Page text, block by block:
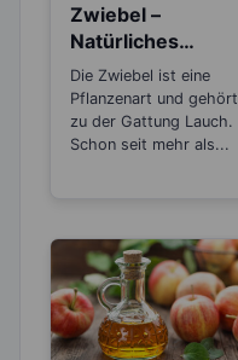
Zwiebel –
Natürliches
Antibiotikum und
„Wunder“-
Heilmittel
Die Zwiebel ist eine
Pflanzenart und gehört
zu der Gattung Lauch.
Schon seit mehr als...